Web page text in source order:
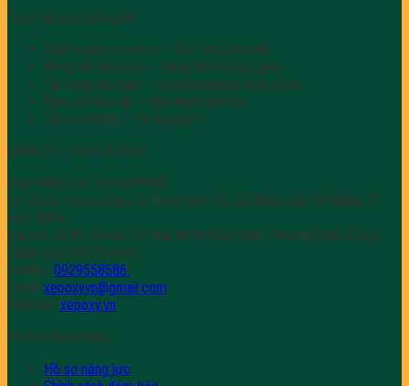
Cam kết của chúng tôi
Chất lượng vượt trội – Bền vững lâu dài
Đồng bộ thẩm mỹ – Nâng tầm không gian
Thi công tận tâm – Chuyên nghiệp từng bước
Bám sát tiến độ – Bảo hành dài hạn
Tối ưu chi phí – tối đa giá trị
CÔNG TY TNHH X-TREE
Giấy ĐKKD số: 0318247182
Do Sở kế Hoạch Đầu Tư Thành phố Hồ Chí Minh cấp: 08 tháng 01
năm 2024.
Địa chỉ: số 81, đường 52, khu đô thị Văn Minh, Phường Bình Trưng,
Thành phố Hồ Chí Minh.
Hotline: 0929558586
Email: xepoxyvn@gmail.com
Website: xepoxy.vn
Hỗ trợ khách hàng
Hồ sơ năng lực